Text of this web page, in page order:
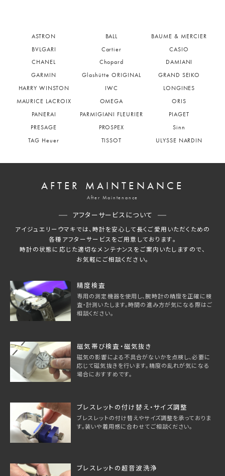
ASTRON BALL
BAUME & MERCIER
BVLGARI
Cartier
CASIO
CHANEL
Chopard
DAMIANI
GARMIN
Glashütte ORIGINAL
GRAND SEIKO
HARRY WINSTON
IWC
LONGINES
MAURICE LACROIX
OMEGA
ORIS
PANERAI
PARMIGIANI FLEURIER
PIAGET
PRESAGE
PROSPEX
Sinn
TAG Heuer
TISSOT ULYSSE NARDIN
AFTER MAINTENANCE
After Maintenance
アフターサービスについて
アイジュエリーウマキでは、時計を安心して長くご愛用いただくための
各種アフターサービスをご用意しております。
時計の状態に応じた適切なメンテナンスをご案内いたしますので、
お気軽にご相談ください。
精度検査
専用の測定機器を使用し、腕時計の精度を正確に検
査・計測いたします。時間の進み方が気になる際はご
相談ください。
磁気帯び検査・磁気抜き
磁気の影響による不具合がないかを点検し、必要に
応じて磁気抜きを行います。精度の乱れが気になる
場合におすすめです。
ブレスレットの付け替え・サイズ調整
ブレスレットの付け替えやサイズ調整を承っておりま
す。装いや着用感に合わせてご相談ください。
ブレスレットの超音波洗浄